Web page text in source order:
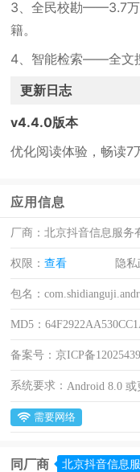
3、全民校勘——3.7
籍。
4、智能检索——全文
更新日志
v4.4.0版本
优化阅读体验，畅读7
应用信息
厂商：北京抖音信息服务
权限：查看 隐
包名：
MD5：
备案号： 京ICP备
系统要求： Android 8.0 或
需要网络
同厂商 北京抖音信息